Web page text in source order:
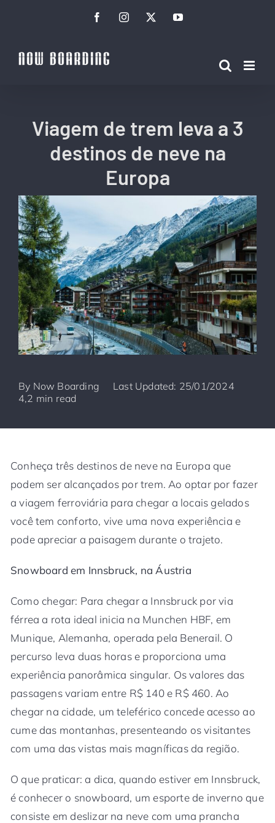
conteúdo
FacebookInstagramTwitterYouTube
Viagem de trem leva a 3
destinos de neve na
Europa
By Now Boarding
Last Updated: 25/01/2024
4,2 min read
Conheça três destinos de neve na Europa que
podem ser alcançados por trem. Ao optar por fazer
a viagem ferroviária para chegar a locais gelados
você tem conforto, vive uma nova experiência e
pode apreciar a paisagem durante o trajeto.
Snowboard em Innsbruck, na Áustria
Como chegar: Para chegar a Innsbruck por via
férrea a rota ideal inicia na Munchen HBF, em
Munique, Alemanha, operada pela Benerail. O
percurso leva duas horas e proporciona uma
experiência panorâmica singular. Os valores das
passagens variam entre R$ 140 e R$ 460. Ao
chegar na cidade, um teleférico concede acesso ao
cume das montanhas, presenteando os visitantes
com uma das vistas mais magníficas da região.
O que praticar: a dica, quando estiver em Innsbruck,
é conhecer o snowboard, um esporte de inverno que
consiste em deslizar na neve com uma prancha